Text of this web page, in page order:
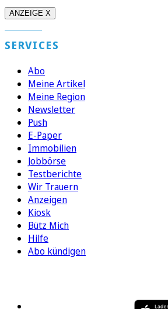
ANZEIGE X
SERVICES
Abo
Meine Artikel
Meine Region
Newsletter
Push
E-Paper
Immobilien
Jobbörse
Testberichte
Wir Trauern
Anzeigen
Kiosk
Bütz Mich
Hilfe
Abo kündigen